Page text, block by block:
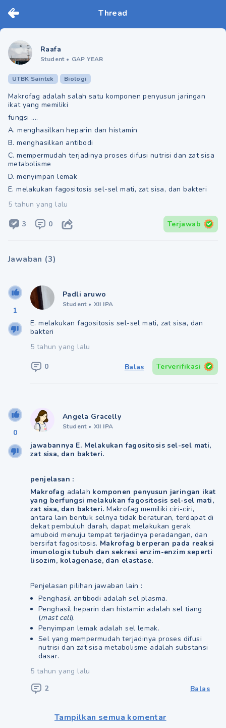
Thread
Raafa
Student • GAP YEAR
UTBK Saintek Biologi
Makrofag adalah salah satu komponen penyusun jaringan
ikat yang memiliki
fungsi ....
A. menghasilkan heparin dan histamin
B. menghasilkan antibodi
C. mempermudah terjadinya proses difusi nutrisi dan zat sisa
metabolisme
D. menyimpan lemak
E. melakukan fagositosis sel-sel mati, zat sisa, dan bakteri
5 tahun yang lalu
3 0 Terjawab
Jawaban (3)
1
Padli aruwo
Student • XII IPA
E. melakukan fagositosis sel-sel mati, zat sisa, dan
bakteri
5 tahun yang lalu
0 Balas Terverifikasi
0
Angela Gracelly
Student • XII IPA
jawabannya E. Melakukan fagositosis sel-sel mati,
zat sisa, dan bakteri.
penjelasan :
Makrofag adalah komponen penyusun jaringan ikat
yang berfungsi melakukan fagositosis sel-sel mati,
zat sisa, dan bakteri.Makrofag memiliki ciri-ciri,
antara lain bentuk selnya tidak beraturan, terdapat di
dekat pembuluh darah, dapat melakukan gerak
amuboid menuju tempat terjadinya peradangan, dan
bersifat fagositosis. Makrofag berperan pada reaksi
imunologis tubuh dan sekresi enzim-enzim seperti
lisozim, kolagenase, dan elastase.
Penjelasan pilihan jawaban lain :
Penghasil antibodi adalah sel plasma.
Penghasil heparin dan histamin adalah sel tiang
(mast cell).
Penyimpan lemak adalah sel lemak.
Sel yang mempermudah terjadinya proses difusi
nutrisi dan zat sisa metabolisme adalah substansi
dasar.
5 tahun yang lalu
2
Balas
Tampilkan semua komentar